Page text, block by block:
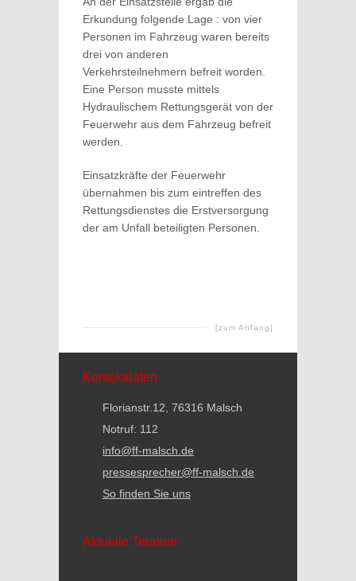
Erkundung folgende Lage : von vier
Personen im Fahrzeug waren bereits
drei von anderen
Verkehrsteilnehmern befreit worden.
Eine Person musste mittels
Hydraulischem Rettungsgerät von der
Feuerwehr aus dem Fahrzeug befreit
werden.
Einsatzkräfte der Feuerwehr
übernahmen bis zum eintreffen des
Rettungsdienstes die Erstversorgung
der am Unfall beteiligten Personen.
[zum Anfang]
Kontaktdaten
Florianstr.12, 76316 Malsch
Notruf: 112
info@ff-malsch.de
pressesprecher@ff-malsch.de
So finden Sie uns
Aktuelle Termine